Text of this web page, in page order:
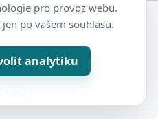
pro provoz webu.
po vašem souhlasu.
analytiku